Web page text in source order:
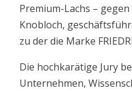
Premium-Lachs –
Knobloch,
zu der die Marke
Die hochkarätige Jury
Unternehmen,